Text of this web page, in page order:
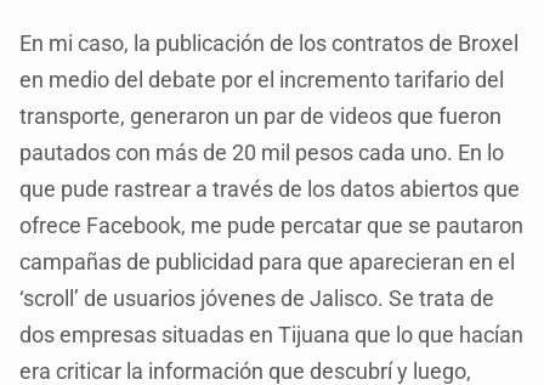
En mi caso, la publicación de los contratos de Broxel
en medio del debate por el incremento tarifario del
transporte, generaron un par de videos que fueron
pautados con más de 20 mil pesos cada uno. En lo
que pude rastrear a través de los datos abiertos que
ofrece Facebook, me pude percatar que se pautaron
campañas de publicidad para que aparecieran en el
‘scroll’ de usuarios jóvenes de Jalisco. Se trata de
dos empresas situadas en Tijuana que lo que hacían
era criticar la información que descubrí y luego,